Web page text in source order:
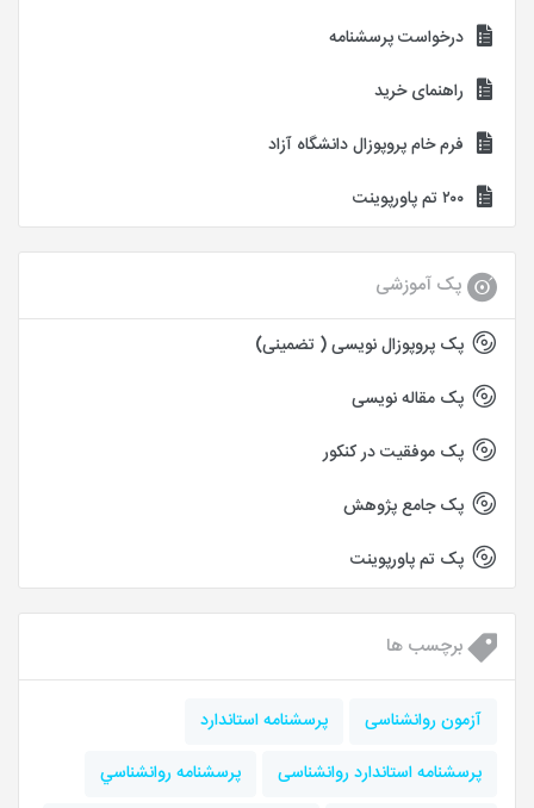
درخواست پرسشنامه
راهنمای خرید
فرم خام پروپوزال دانشگاه آزاد
۲۰۰ تم پاورپوینت
پک آموزشی
پک پروپوزال نویسی ( تضمینی)
پک مقاله نویسی
پک موفقیت در کنکور
پک جامع پژوهش
پک تم پاورپوینت
برچسب ها
آزمون روانشناسی
پرسشنامه استاندارد
پرسشنامه استاندارد روانشناسی
پرسشنامه روانشناسي